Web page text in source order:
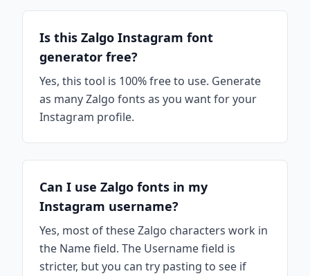
Is this Zalgo Instagram font
generator free?
Yes, this tool is 100% free to use. Generate
as many Zalgo fonts as you want for your
Instagram profile.
Can I use Zalgo fonts in my
Instagram username?
Yes, most of these Zalgo characters work in
the Name field. The Username field is
stricter, but you can try pasting to see if